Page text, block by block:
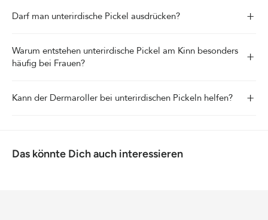
Darf man unterirdische Pickel ausdrücken? +
Warum entstehen unterirdische Pickel am Kinn besonders
häufig bei Frauen?
+
Kann der Dermaroller bei unterirdischen Pickeln helfen? +
Das könnte Dich auch interessieren